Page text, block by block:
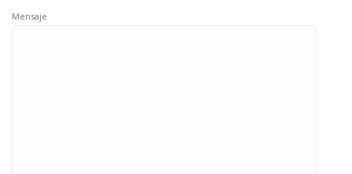
Mensaje